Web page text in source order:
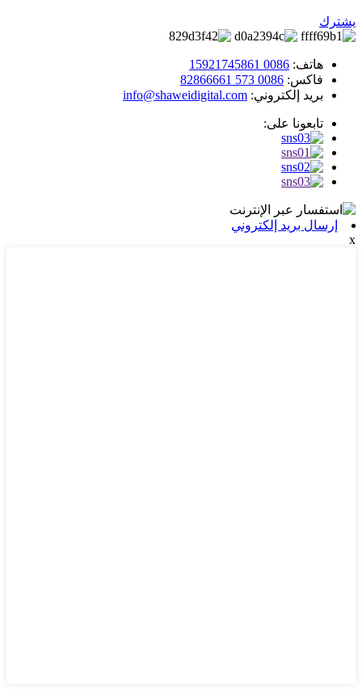
يشترك
هاتف: 0086 15921745861
فاكس: 0086 573 82866661
بريد إلكتروني: info@shaweidigital.com
تابعونا على:
إرسال بريد إلكتروني
x